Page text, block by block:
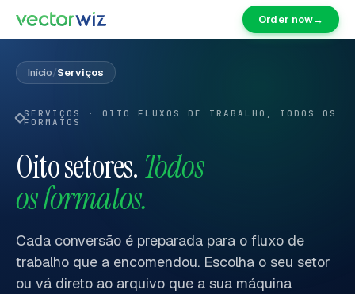
Order now→
Início/Serviços
SERVIÇOS · OITO FLUXOS DE TRABALHO, TODOS OS
FORMATOS
Oito setores.Todos
os formatos.
Cada conversão é preparada para o fluxo de
trabalho que a encomendou. Escolha o seu setor
ou vá direto ao arquivo que a sua máquina